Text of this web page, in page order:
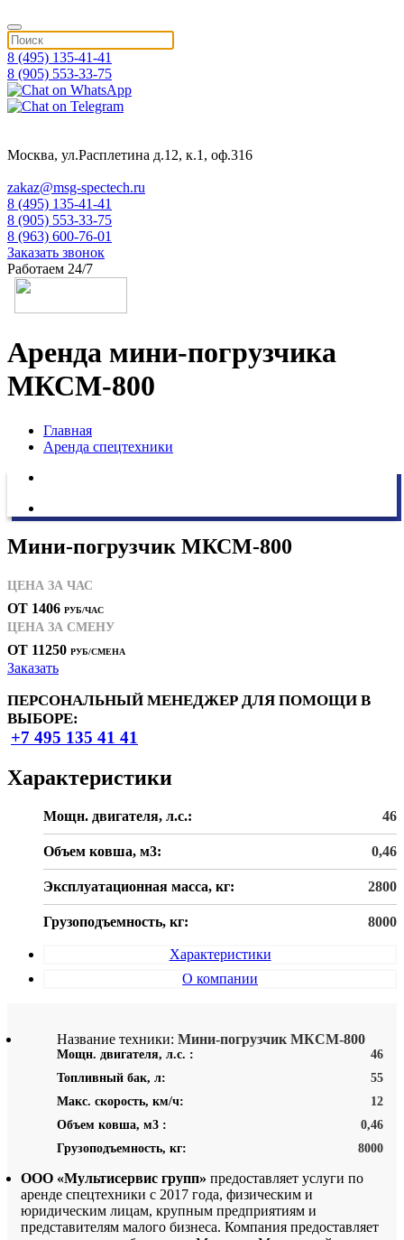
8 (495) 135-41-41
8 (905) 553-33-75
Москва, ул.Расплетина д.12, к.1, оф.316
zakaz@msg-spectech.ru
8 (495) 135-41-41
8 (905) 553-33-75
8 (963) 600-76-01
Заказать звонок
Работаем 24/7
Аренда мини-погрузчика
МКСМ-800
Главная
Аренда спецтехники
Мини-погрузчик МКСМ-800
ЦЕНА ЗА ЧАС
ОТ 1406 РУБ/ЧАС
ЦЕНА ЗА СМЕНУ
ОТ 11250 РУБ/СМЕНА
Заказать
ПЕРСОНАЛЬНЫЙ МЕНЕДЖЕР ДЛЯ ПОМОЩИ В
ВЫБОРЕ:
+7 495 135 41 41
Характеристики
Мощн. двигателя, л.с.: 46
Объем ковша, м3: 0,46
Эксплуатационная масса, кг: 2800
Грузоподъемность, кг: 8000
Характеристики
О компании
Название техники: Мини-погрузчик МКСМ-800
Мощн. двигателя, л.с. :
46
Топливный бак, л:
55
Макс. скорость, км/ч:
12
Объем ковша, м3 :
0,46
Грузоподъемность, кг:
8000
ООО «Мультисервис групп» предоставляет услуги по
аренде спецтехники с 2017 года, физическим и
юридическим лицам, крупным предприятиям и
представителям малого бизнеса. Компания предоставляет